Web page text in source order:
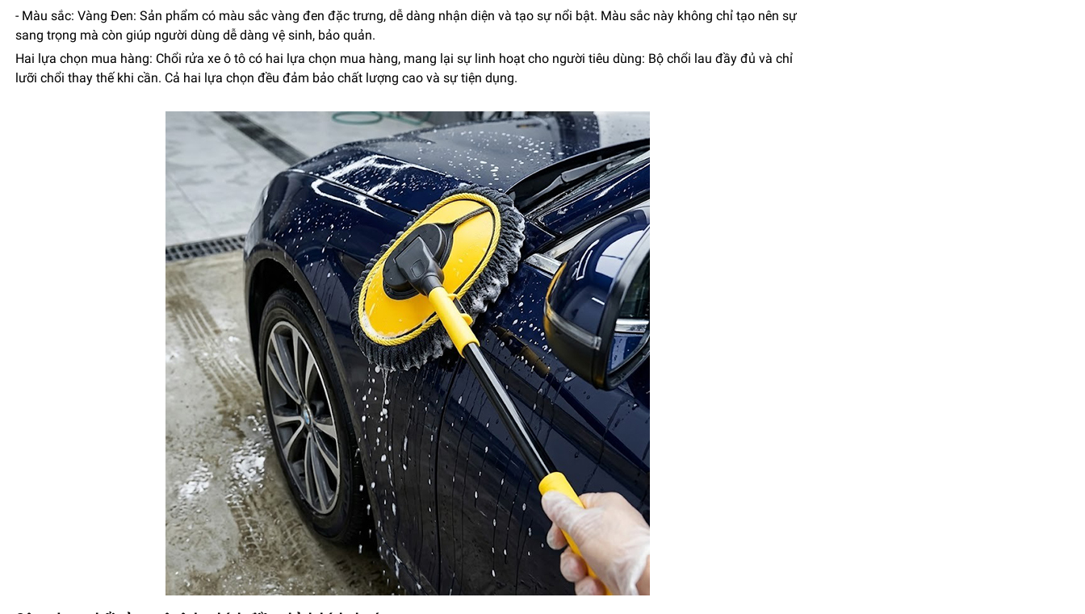
- Màu sắc: Vàng Đen: Sản phẩm có màu sắc vàng đen đặc trưng, dễ dàng nhận diện và tạo sự nổi bật. Màu sắc này không chỉ tạo nên sự
sang trọng mà còn giúp người dùng dễ dàng vệ sinh, bảo quản.
Hai lựa chọn mua hàng: Chổi rửa xe ô tô có hai lựa chọn mua hàng, mang lại sự linh hoạt cho người tiêu dùng: Bộ chổi lau đầy đủ và chỉ
lưỡi chổi thay thế khi cần. Cả hai lựa chọn đều đảm bảo chất lượng cao và sự tiện dụng.